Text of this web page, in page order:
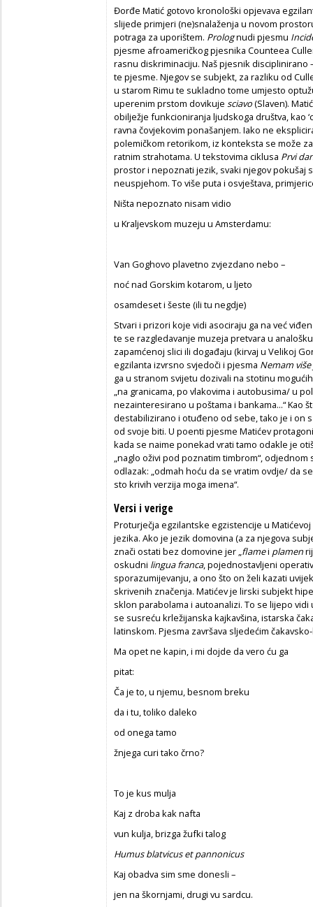
Đorđe Matić gotovo kronološki opjevava
slijede primjeri (ne)snalaženja u novom
potraga za uporištem. Prolognudi pjesmu
pjesme afroameričkog pjesnika Counteea
rasnu diskriminaciju. Naš pjesnik
te pjesme. Njegov se subjekt, za razliku od
u starom Rimu te sukladno tome umjesto
uperenim prstom dovikuje sciavo(Slaven).
obilježje funkcioniranja ljudskoga društva, kao
ravna čovjekovim ponašanjem. Iako ne
polemičkom retorikom, iz konteksta se može
ratnim strahotama. U tekstovima ciklusa Prvi
prostor i nepoznati jezik, svaki njegov pokušaj
neuspjehom. To više puta i osvještava,
Ništa nepoznato nisam vidio
u Kraljevskom muzeju u Amsterdamu:
Van Goghovo plavetno zvjezdano nebo –
noć nad Gorskim kotarom, u ljeto
osamdeset i šeste (ili tu negdje)
Stvari i prizori koje vidi asociraju ga na već
te se razgledavanje muzeja pretvara u
zapamćenoj slici ili događaju (kirvaj u Velikoj
egzilanta izvrsno svjedoči i pjesma Nemam
ga u stranom svijetu dozivali na stotinu
„na granicama, po vlakovima i autobusima/ u
nezainteresirano u poštama i bankama...“ Kao
destabilizirano i otuđeno od sebe, tako je i on
od svoje biti. U poenti pjesme Matićev
kada se naime ponekad vrati tamo odakle je
„naglo oživi pod poznatim timbrom“, odjednom
odlazak: „odmah hoću da se vratim ovdje/ da
sto krivih verzija moga imena“.
Versi i verige
Proturječja egzilantske egzistencije u
jezika. Ako je jezik domovina (a za njegova
znači ostati bez domovine jer „flamei plamen
oskudni lingua franca, pojednostavljeni
sporazumijevanju, a ono što on želi kazati
skrivenih značenja. Matićev je lirski subjekt
sklon parabolama i autoanalizi. To se lijepo
se susreću krležijanska kajkavšina, istarska
latinskom. Pjesma završava sljedećim
Ma opet ne kapin, i mi dojde da vero ću ga
pitat:
Ča je to, u njemu, besnom breku
da i tu, toliko daleko
od onega tamo
žnjega curi tako črno?
To je kus mulja
Kaj z droba kak nafta
vun kulja, brizga žufki talog
Humus blatvicus et pannonicus
Kaj obadva sim sme donesli –
jen na škornjami, drugi vu sardcu.